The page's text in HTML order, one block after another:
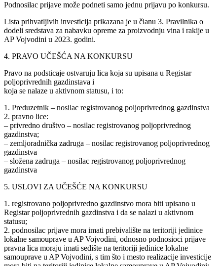
Podnosilac prijave može podneti samo jednu prijavu po konkursu.
Lista prihvatljivih investicija prikazana je u članu 3. Pravilnika o
dodeli sredstava za nabavku opreme za proizvodnju vina i rakije u
AP Vojvodini u 2023. godini.
4. PRAVO UČEŠĆA NA KONKURSU
Pravo na podsticaje ostvaruju lica koja su upisana u Registar
poljoprivrednih gazdinstava i
koja se nalaze u aktivnom statusu, i to:
1. Preduzetnik – nosilac registrovanog poljoprivrednog gazdinstva
2. pravno lice:
– privredno društvo – nosilac registrovanog poljoprivrednog
gazdinstva;
– zemljoradnička zadruga – nosilac registrovanog poljoprivrednog
gazdinstva
– složena zadruga – nosilac registrovanog poljoprivrednog
gazdinstva
5. USLOVI ZA UČEŠĆE NA KONKURSU
1. registrovano poljoprivredno gazdinstvo mora biti upisano u
Registar poljoprivrednih gazdinstva i da se nalazi u aktivnom
statusu;
2. podnosilac prijave mora imati prebivalište na teritoriji jedinice
lokalne samouprave u AP Vojvodini, odnosno podnosioci prijave
pravna lica moraju imati sedište na teritoriji jedinice lokalne
samouprave u AP Vojvodini, s tim što i mesto realizacije investicije